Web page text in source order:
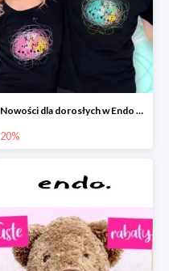
Nowości dla dorosłych w Endo -20%
20%